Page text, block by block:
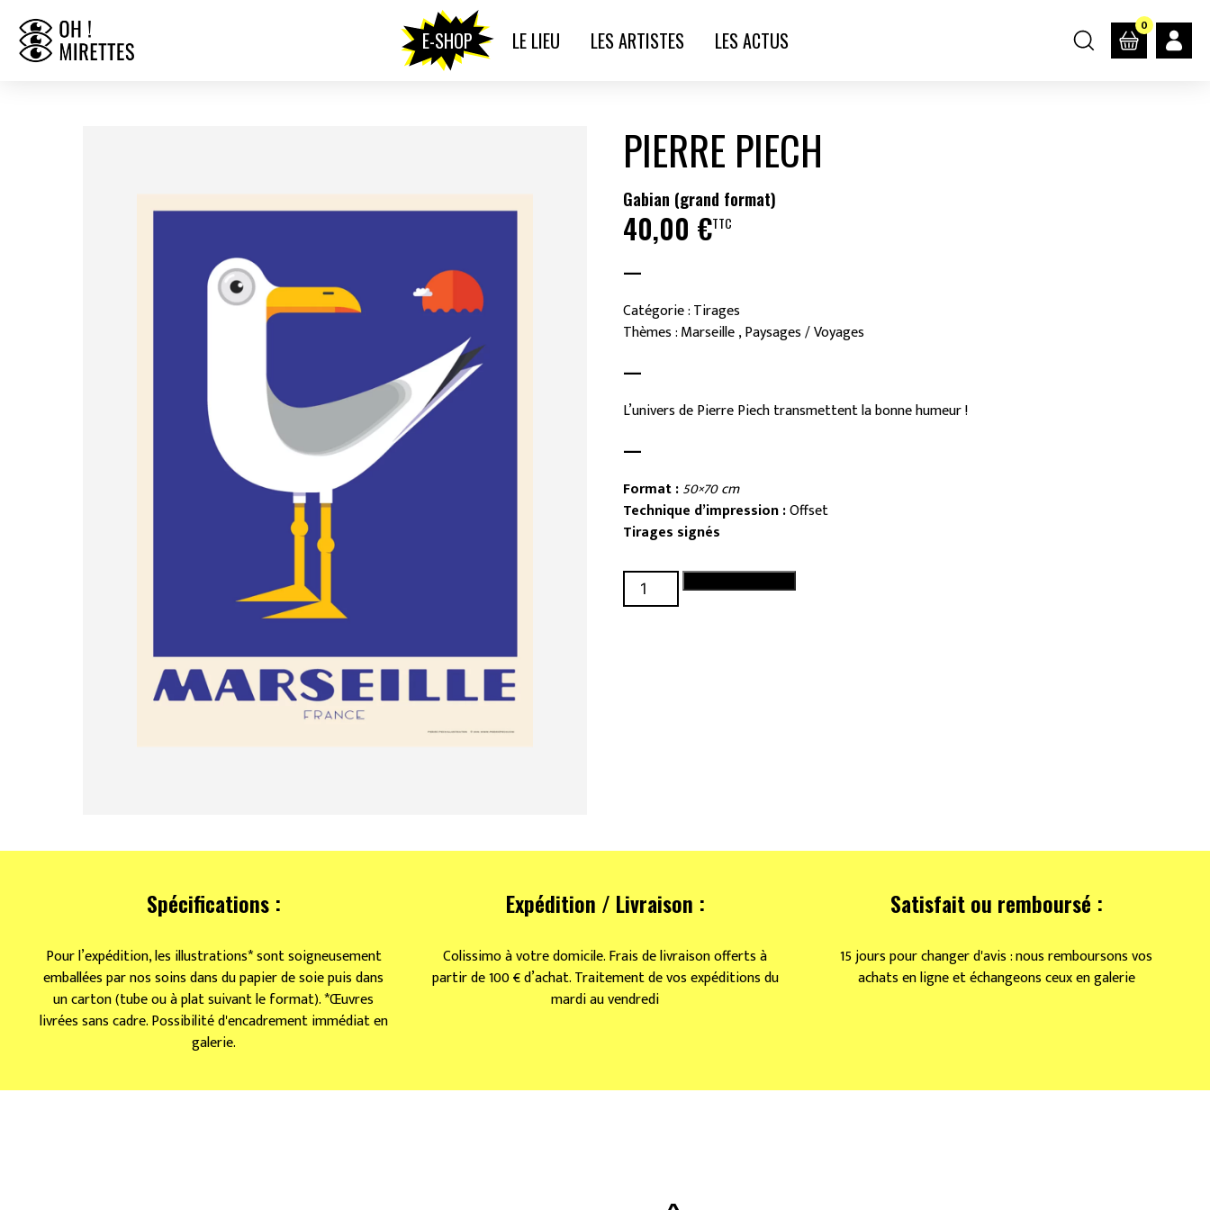
E-SHOP LE LIEU LES ARTISTES LES ACTUS
0
PIERRE PIECH
Gabian (grand format)
40,00 €TTC
—
Catégorie : Tirages
Thèmes : Marseille , Paysages / Voyages
—
L’univers de Pierre Piech transmettent la bonne humeur !
—
Format :50×70 cm
Technique d’impression :Offset
Tirages signés
quantité
de
Spécifications :
Pour l’expédition, les illustrations* sont soigneusement
emballées par nos soins dans du papier de soie puis dans
un carton (tube ou à plat suivant le format). *Œuvres
livrées sans cadre. Possibilité d'encadrement immédiat en
galerie.
Expédition / Livraison :
Colissimo à votre domicile. Frais de livraison offerts à
partir de 100 € d’achat. Traitement de vos expéditions du
mardi au vendredi
Satisfait ou remboursé :
15 jours pour changer d'avis : nous remboursons vos
achats en ligne et échangeons ceux en galerie